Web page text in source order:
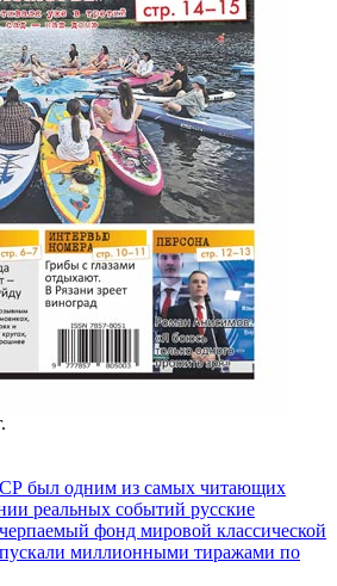
был одним из самых читающих
реальных событий русские
фонд мировой классической
миллионными тиражами по